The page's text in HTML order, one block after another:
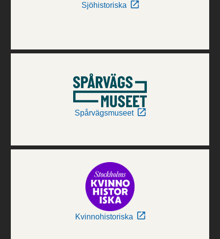
Sjöhistoriska
Spårvägsmuseet
Kvinnohistoriska